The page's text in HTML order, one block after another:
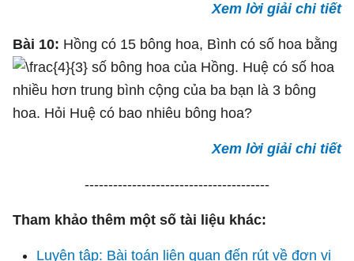
Xem lời giải chi tiết
Bài 10: Hồng có 15 bông hoa, Bình có số hoa bằng
số bông hoa của Hồng. Huệ có số hoa
nhiều hơn trung bình cộng của ba bạn là 3 bông
hoa. Hỏi Huệ có bao nhiêu bông hoa?
Xem lời giải chi tiết
---------------------------------------
Tham khảo thêm một số tài liệu khác:
Luyện tập: Bài toán liên quan đến rút về đơn vị